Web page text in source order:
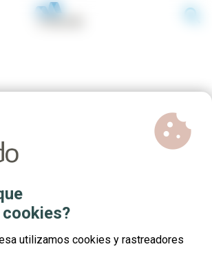
search
online gratuitos |
cookie
utilizamos cookies y rastreadores